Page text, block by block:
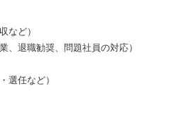
など）
、退職勧奨、問題社員の対応）
選任など）